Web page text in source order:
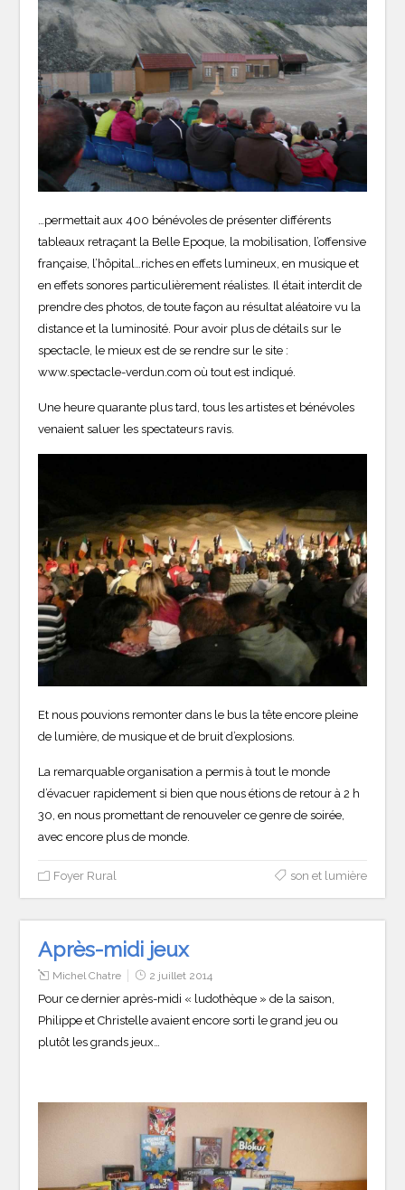
…permettait aux 400 bénévoles de présenter différents
tableaux retraçant la Belle Epoque, la mobilisation, l’offensive
française, l’hôpital…riches en effets lumineux, en musique et
en effets sonores particulièrement réalistes. Il était interdit de
prendre des photos, de toute façon au résultat aléatoire vu la
distance et la luminosité. Pour avoir plus de détails sur le
spectacle, le mieux est de se rendre sur le site :
www.spectacle-verdun.com où tout est indiqué.
Une heure quarante plus tard, tous les artistes et bénévoles
venaient saluer les spectateurs ravis.
Et nous pouvions remonter dans le bus la tête encore pleine
de lumière, de musique et de bruit d’explosions.
La remarquable organisation a permis à tout le monde
d’évacuer rapidement si bien que nous étions de retour à 2 h
30, en nous promettant de renouveler ce genre de soirée,
avec encore plus de monde.
Foyer Rural son et lumière
Après-midi jeux
Michel Chatre 2 juillet 2014
Pour ce dernier après-midi « ludothèque » de la saison,
Philippe et Christelle avaient encore sorti le grand jeu ou
plutôt les grands jeux…